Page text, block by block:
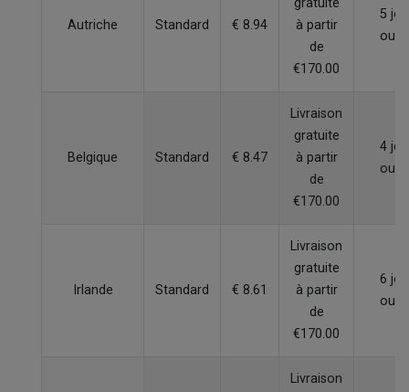
Autriche Standard € 8.94
gratuite
à partir
de
€170.00
5
Belgique Standard € 8.47
Livraison
gratuite
à partir
de
€170.00
4
Irlande Standard € 8.61
Livraison
gratuite
à partir
de
€170.00
6
Livraison